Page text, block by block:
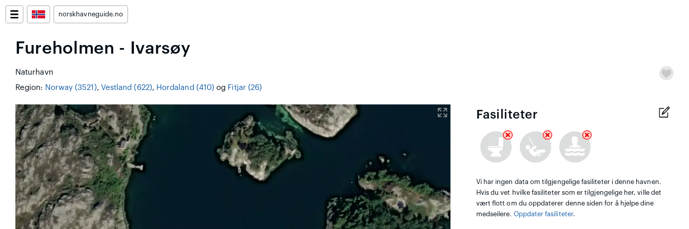
norskhavneguide.no
Fureholmen - Ivarsøy
Naturhavn
Region: Norway (3521), Vestland (622), Hordaland (410) og Fitjar (26)
Fasiliteter
Vi har ingen data om tilgjengelige fasiliteter i denne havnen.
Hvis du vet hvilke fasiliteter som er tilgjengelige her, ville det
vært flott om du oppdaterer denne siden for å hjelpe dine
medseilere. Oppdater fasiliteter.